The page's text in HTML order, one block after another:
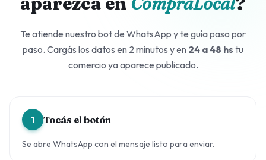
Te atiende nuestro bot de WhatsApp y te guía paso por
paso. Cargás los datos en 2 minutos y en 24 a 48 hs tu
comercio ya aparece publicado.
1 Tocás el botón
Se abre WhatsApp con el mensaje listo para enviar.